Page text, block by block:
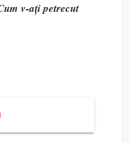
v-ați petrecut